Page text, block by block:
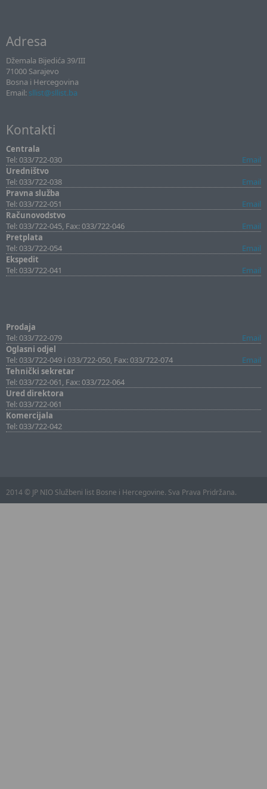
Adresa
Džemala Bijedića 39/III
71000 Sarajevo
Bosna i Hercegovina
Email: sllist@sllist.ba
Kontakti
Centrala
Tel: 033/722-030
Email
Uredništvo
Tel: 033/722-038
Email
Pravna služba
Tel: 033/722-051
Email
Računovodstvo
Tel: 033/722-045, Fax: 033/722-046
Email
Pretplata
Tel: 033/722-054
Email
Ekspedit
Tel: 033/722-041
Email
Prodaja
Tel: 033/722-079
Email
Oglasni odjel
Tel: 033/722-049 i 033/722-050, Fax: 033/722-074
Email
Tehnički sekretar
Tel: 033/722-061, Fax: 033/722-064
Ured direktora
Tel: 033/722-061
Komercijala
Tel: 033/722-042
2014 © JP NIO Službeni list Bosne i Hercegovine. Sva Prava Pridržana.